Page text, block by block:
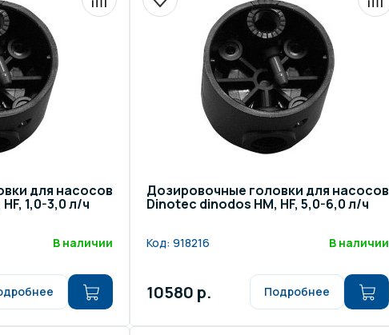
для насосов
1,0-3,0 л/ч
В наличии
Дозировочные головки для насосов
Dinotec dinodos HM, HF, 5,0-6,0 л/ч
Код: 918216 В наличии
10580 р. Подробнее